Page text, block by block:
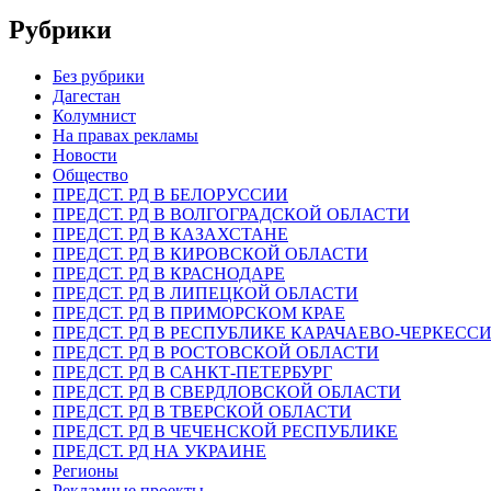
Рубрики
Без рубрики
Дагестан
Колумнист
На правах рекламы
Новости
Общество
ПРЕДСТ. РД В БЕЛОРУССИИ
ПРЕДСТ. РД В ВОЛГОГРАДСКОЙ ОБЛАСТИ
ПРЕДСТ. РД В КАЗАХСТАНЕ
ПРЕДСТ. РД В КИРОВСКОЙ ОБЛАСТИ
ПРЕДСТ. РД В КРАСНОДАРЕ
ПРЕДСТ. РД В ЛИПЕЦКОЙ ОБЛАСТИ
ПРЕДСТ. РД В ПРИМОРСКОМ КРАЕ
ПРЕДСТ. РД В РЕСПУБЛИКЕ КАРАЧАЕВО-
ПРЕДСТ. РД В РОСТОВСКОЙ ОБЛАСТИ
ПРЕДСТ. РД В САНКТ-ПЕТЕРБУРГ
ПРЕДСТ. РД В СВЕРДЛОВСКОЙ ОБЛАСТИ
ПРЕДСТ. РД В ТВЕРСКОЙ ОБЛАСТИ
ПРЕДСТ. РД В ЧЕЧЕНСКОЙ РЕСПУБЛИКЕ
ПРЕДСТ. РД НА УКРАИНЕ
Регионы